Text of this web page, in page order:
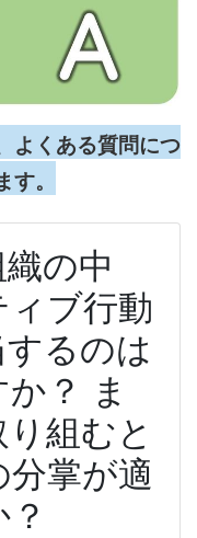
よくある質問につ
す。
の中
ブ行動
るのは
？ ま
組むと
分掌が適